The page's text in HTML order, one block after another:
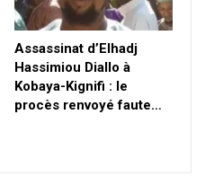
Assassinat d’Elhadj
Hassimiou Diallo à
Kobaya-Kignifi : le
procès renvoyé faute…